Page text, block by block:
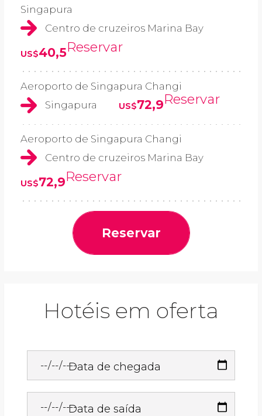
Singapura
Centro de cruzeiros Marina Bay
US$40,5Reservar
Aeroporto de Singapura Changi
Singapura
US$72,9Reservar
Aeroporto de Singapura Changi
Centro de cruzeiros Marina Bay
US$72,9Reservar
Reservar
Hotéis em oferta
Data de chegada
Data de saída